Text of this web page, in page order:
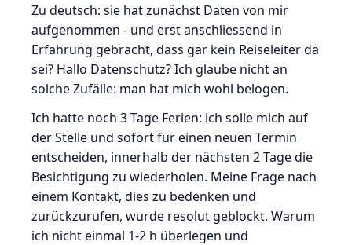
Zu deutsch: sie hat zunächst Daten von mir
aufgenommen - und erst anschliessend in
Erfahrung gebracht, dass gar kein Reiseleiter da
sei? Hallo Datenschutz? Ich glaube nicht an
solche Zufälle: man hat mich wohl belogen.
Ich hatte noch 3 Tage Ferien: ich solle mich auf
der Stelle und sofort für einen neuen Termin
entscheiden, innerhalb der nächsten 2 Tage die
Besichtigung zu wiederholen. Meine Frage nach
einem Kontakt, dies zu bedenken und
zurückzurufen, wurde resolut geblockt. Warum
ich nicht einmal 1-2 h überlegen und